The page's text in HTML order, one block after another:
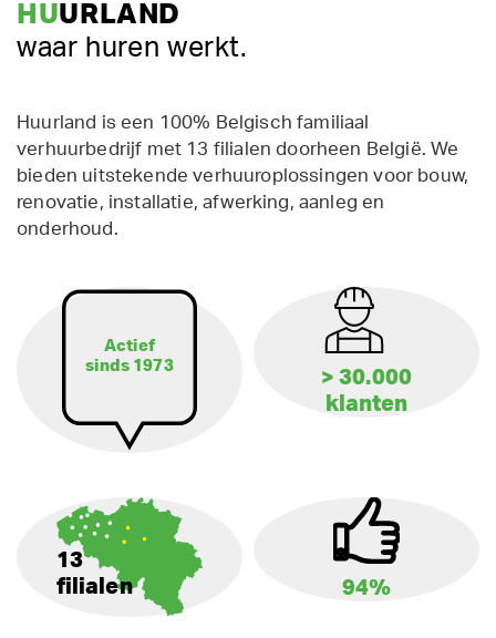
HUURLAND
waar huren werkt.
Huurland is een 100% Belgisch familiaal
verhuurbedrijf met 13 filialen doorheen België. We
bieden uitstekende verhuuroplossingen voor bouw,
renovatie, installatie, afwerking, aanleg en
onderhoud.
Actief
sinds 1973
> 30.000
klanten
13
filialen
94%